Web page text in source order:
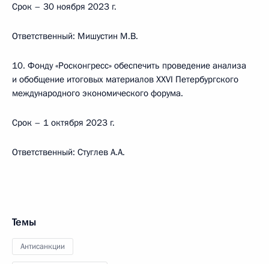
Срок – 30 ноября 2023 г.
Ответственный: Мишустин М.В.
10. Фонду «Росконгресс» обеспечить проведение анализа
и обобщение итоговых материалов XXVI Петербургского
международного экономического форума.
Срок – 1 октября 2023 г.
Ответственный: Стуглев А.А.
Темы
Антисанкции